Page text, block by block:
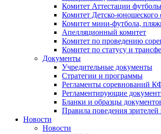
Комитет Аттестации
Комитет Детско-юношеского
Комитет мини-футбола,
Апелляционный комитет
Комитет по проведению
Комитет по статусу и
Документы
Учредительные документы
Стратегии и программы
Регламенты соревнований
Регламентирующие
Бланки и образцы
Правила поведения зрителей
Новости
Новости